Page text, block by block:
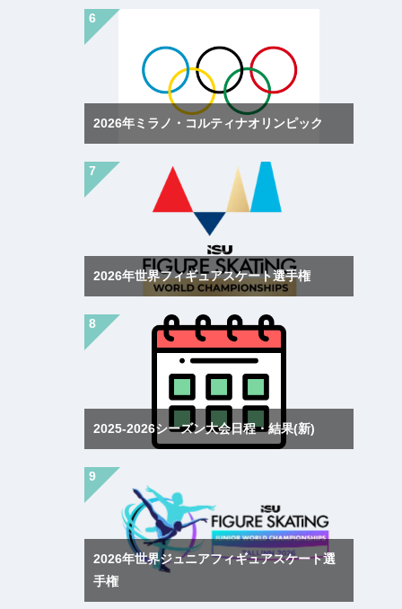
2026年ミラノ・コルティナオリンピック
2026年世界フィギュアスケート選手権
2025-2026シーズン大会日程・結果(新)
2026年世界ジュニアフィギュアスケート選
手権